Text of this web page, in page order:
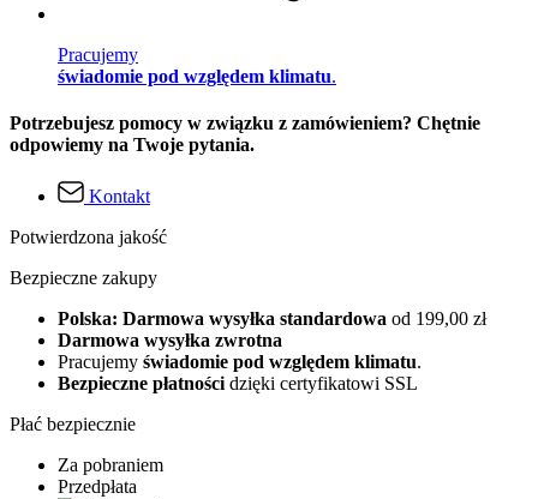
Pracujemy
świadomie pod względem klimatu.
Potrzebujesz pomocy w związku z zamówieniem? Chętnie
odpowiemy na Twoje pytania.
Kontakt
Potwierdzona jakość
Bezpieczne zakupy
Polska: Darmowa wysyłka standardowa od 199,00 zł
Darmowa wysyłka zwrotna
Pracujemy świadomie pod względem klimatu.
Bezpieczne płatności dzięki certyfikatowi SSL
Płać bezpiecznie
Za pobraniem
Przedpłata